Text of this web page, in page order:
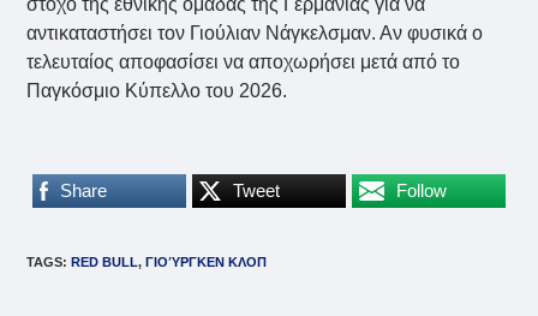
αντικαταστήσει τον Γιούλιαν Νάγκελσμαν. Αν φυσικά ο
τελευταίος αποφασίσει να αποχωρήσει μετά από το
Παγκόσμιο Κύπελλο του 2026.
Share Tweet Follow
TAGS:RED BULL, ΓΙΟΎΡΓΚΕΝ ΚΛΟΠ